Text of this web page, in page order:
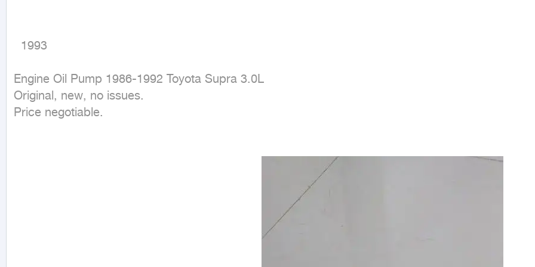
  1993
Engine Oil Pump 1986-1992 Toyota Supra 3.0L
Original, new, no issues.
Price negotiable.